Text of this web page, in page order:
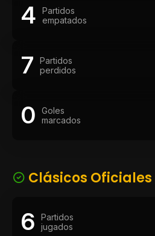
4
Partidos
empatados
7
Partidos
perdidos
0
Goles
marcados
Clásicos Oficiales
6
Partidos
jugados